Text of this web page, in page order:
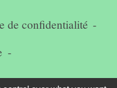
de confidentialité -
-